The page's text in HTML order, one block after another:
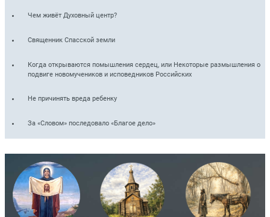
Чем живёт Духовный центр?
Священник Спасской земли
Когда открываются помышления сердец, или Некоторые размышления о
подвиге новомучеников и исповедников Российских
Не причинять вреда ребенку
За «Словом» последовало «Благое дело»